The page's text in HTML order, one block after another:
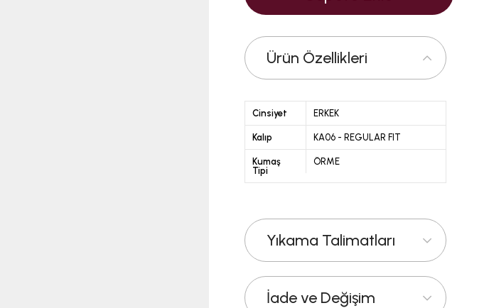
Ürün Özellikleri
Cinsiyet ERKEK
Kalıp KA06 - REGULAR FIT
Kumaş
Tipi
ÖRME
Yıkama Talimatları
İade ve Değişim